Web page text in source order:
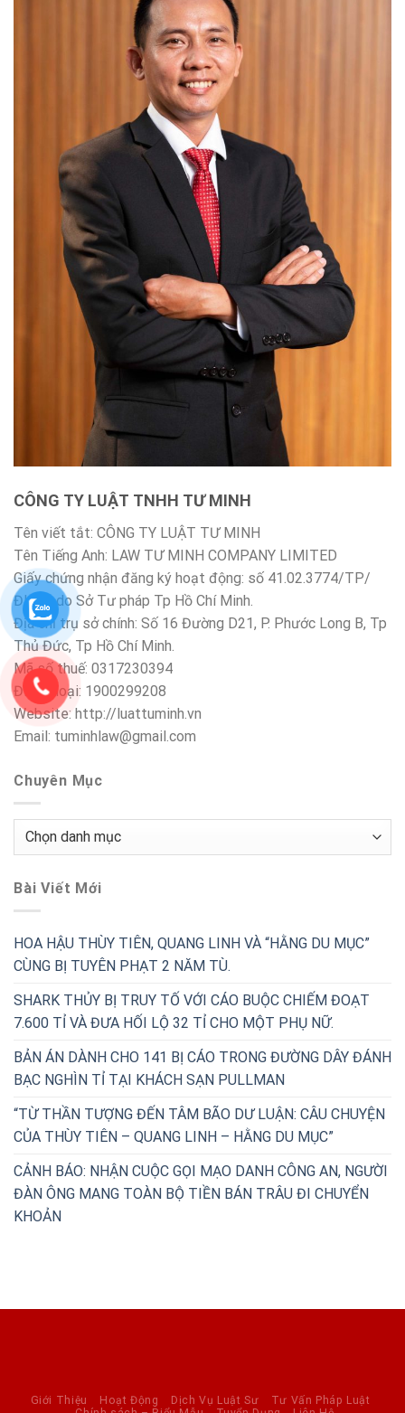
CÔNG TY LUẬT TNHH TƯ MINH
Tên viết tắt: CÔNG TY LUẬT TƯ MINH
Tên Tiếng Anh: LAW TƯ MINH COMPANY LIMITED
Giấy chứng nhận đăng ký hoạt động: số 41.02.3774/TP/
ĐKHĐ do Sở Tư pháp Tp Hồ Chí Minh.
Địa chỉ trụ sở chính: Số 16 Đường D21, P. Phước Long B, Tp
Thủ Đức, Tp Hồ Chí Minh.
Mã số thuế: 0317230394
Điện thoại: 1900299208
Website: http://luattuminh.vn
Email: tuminhlaw@gmail.com
Chuyên Mục
Chuyên
Bài Viết Mới
HOA HẬU THÙY TIÊN, QUANG LINH VÀ “HẰNG DU MỤC”
CÙNG BỊ TUYÊN PHẠT 2 NĂM TÙ.
SHARK THỦY BỊ TRUY TỐ VỚI CÁO BUỘC CHIẾM ĐOẠT
7.600 TỈ VÀ ĐƯA HỐI LỘ 32 TỈ CHO MỘT PHỤ NỮ.
BẢN ÁN DÀNH CHO 141 BỊ CÁO TRONG ĐƯỜNG DÂY ĐÁNH
BẠC NGHÌN TỈ TẠI KHÁCH SẠN PULLMAN
“TỪ THẦN TƯỢNG ĐẾN TÂM BÃO DƯ LUẬN: CÂU CHUYỆN
CỦA THÙY TIÊN – QUANG LINH – HẰNG DU MỤC”
CẢNH BÁO: NHẬN CUỘC GỌI MẠO DANH CÔNG AN, NGƯỜI
ĐÀN ÔNG MANG TOÀN BỘ TIỀN BÁN TRÂU ĐI CHUYỂN
KHOẢN
Giới Thiệu Hoạt Động Dịch Vụ Luật Sư
Tư Vấn Pháp Luật